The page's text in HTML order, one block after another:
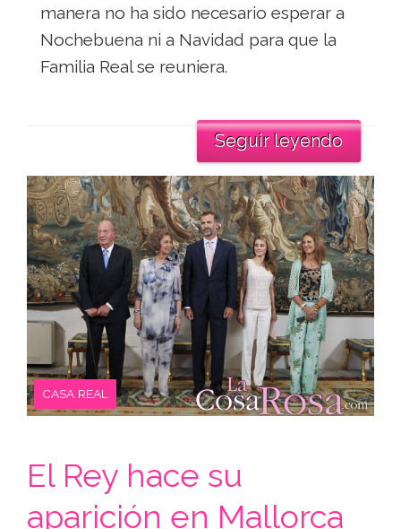
manera no ha sido necesario esperar a
Nochebuena ni a Navidad para que la
Familia Real se reuniera.
Seguir leyendo
CASA REAL
El Rey hace su
aparición en Mallorca